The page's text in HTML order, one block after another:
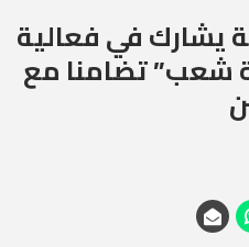
يشارك في فعالية
شعب” تضامنا مع